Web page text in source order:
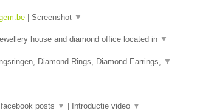
| Screenshot ▼
house and diamond office located in ▼
Diamond Rings, Diamond Earrings, ▼
posts ▼ Introductie video ▼